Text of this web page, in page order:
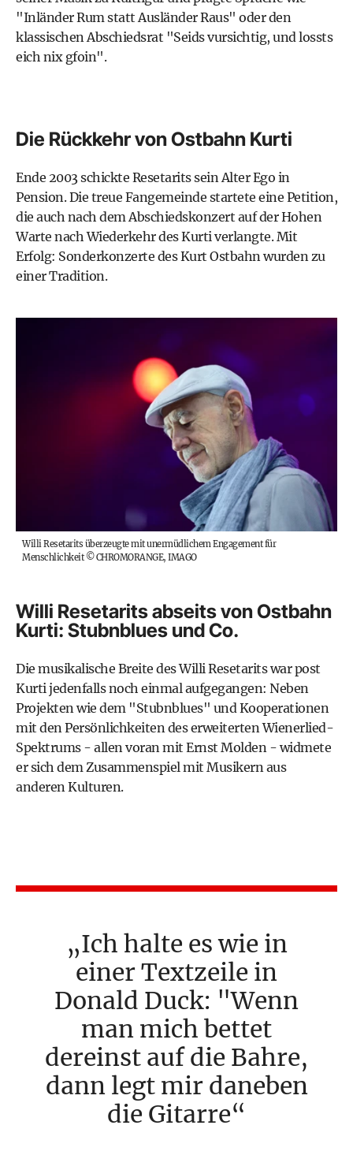
"Inländer Rum statt Ausländer Raus" oder den
klassischen Abschiedsrat "Seids vursichtig, und lossts
eich nix gfoin".
Die Rückkehr von Ostbahn Kurti
Ende 2003 schickte Resetarits sein Alter Ego in
Pension. Die treue Fangemeinde startete eine Petition,
die auch nach dem Abschiedskonzert auf der Hohen
Warte nachWiederkehr des Kurti verlangte. Mit
Erfolg: Sonderkonzerte des Kurt Ostbahn wurden zu
einer Tradition.
Willi Resetarits überzeugte mit unermüdlichem Engagement für
Menschlichkeit©CHROMORANGE, IMAGO
Willi Resetarits abseits von Ostbahn
Kurti: Stubnblues und Co.
Die musikalische Breite des Willi Resetarits war post
Kurti jedenfalls noch einmal aufgegangen: Neben
Projekten wie dem "Stubnblues" und Kooperationen
mit den Persönlichkeiten des erweiterten Wienerlied-
Spektrums - allen voran mit Ernst Molden - widmete
er sich dem Zusammenspiel mit Musikern aus
anderen Kulturen.
Ich halte es wie in
einer Textzeile in
Donald Duck: "Wenn
man mich bettet
dereinst auf die Bahre,
dann legt mir daneben
die Gitarre